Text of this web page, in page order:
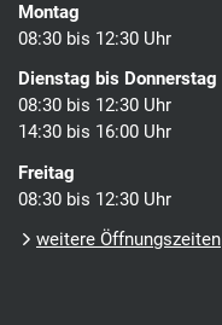
Montag
08:30 bis 12:30 Uhr
Dienstag bis Donnerstag
08:30 bis 12:30 Uhr
14:30 bis 16:00 Uhr
Freitag
08:30 bis 12:30 Uhr
weitere Öffnungszeiten